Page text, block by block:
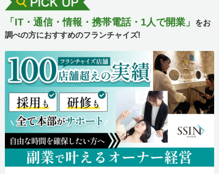
「IT・通信・情報・携帯電話・1人で開業」
をお
調べの方におすすめのフランチャイズ!